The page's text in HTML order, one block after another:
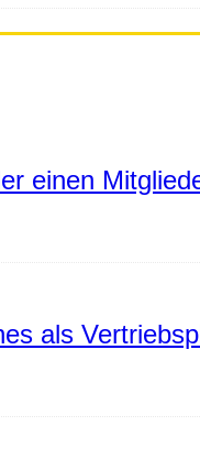
einen
als